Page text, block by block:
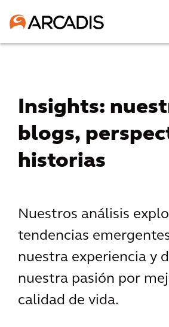
Insights:
blogs,
historias
Nuestros análisis
tendencias
nuestra experiencia y
nuestra pasión por
calidad de vida.